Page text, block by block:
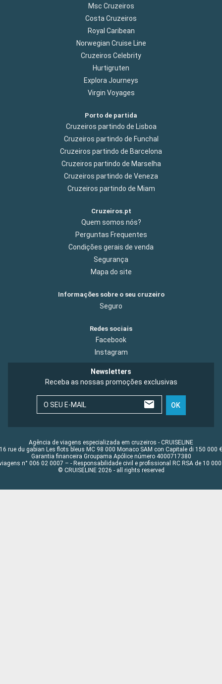
Msc Cruzeiros
Costa Cruzeiros
Royal Caribean
Norwegian Cruise Line
Cruzeiros Celebrity
Hurtigruten
Explora Journeys
Virgin Voyages
Porto de partida
Cruzeiros partindo de Lisboa
Cruzeiros partindo de Funchal
Cruzeiros partindo de Barcelona
Cruzeiros partindo de Marselha
Cruzeiros partindo de Veneza
Cruzeiros partindo de Miam
Cruzeiros.pt
Quem somos nós?
Perguntas Frequentes
Condições gerais de venda
Segurança
Mapa do site
Informações sobre o seu cruzeiro
Seguro
Redes sociais
Facebook
Instagram
Newsletters
Receba as nossas promoções exclusivas
O SEU E-MAIL OK
Agência de viagens especializada em cruzeiros - CRUISELINE
16 rue du gabian Les flots bleus MC 98 000 Monaco SAM con Capitale di 150 000 €
Garantia financeira Groupama Apólice número 4000717380
n° 006 02 0007 – - Responsabilidade civil e profissional RC RSA de 10 000
© CRUISELINE 2026 - all rights reserved